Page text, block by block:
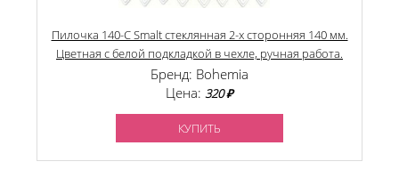
Пилочка 140-C Smalt стеклянная 2-х сторонняя 140 мм.
Цветная с белой подкладкой в чехле, ручная работа.
Бренд: Bohemia
Цена: 320 ₽
КУПИТЬ